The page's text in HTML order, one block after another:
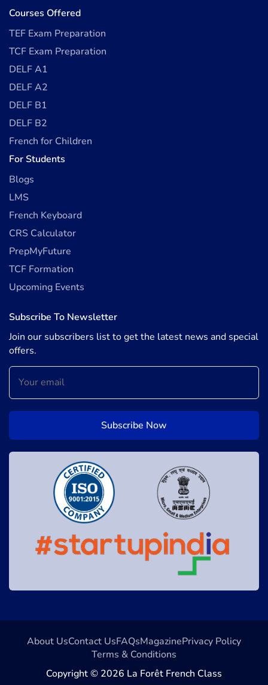
Courses Offered
TEF Exam Preparation
TCF Exam Preparation
DELF A1
DELF A2
DELF B1
DELF B2
French for Children
For Students
Blogs
LMS
French Keyboard
CRS Calculator
PrepMyFuture
TCF Formation
Upcoming Events
Subscribe To Newsletter
Join our subscribers list to get the latest news and special
offers.
Copyright © 2026 La Forêt French Class
About UsContact UsFAQsMagazinePrivacy Policy
Terms & Conditions